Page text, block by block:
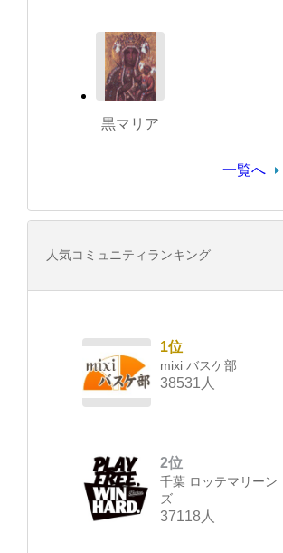
黒マリア
一覧へ
人気コミュニティランキング
1位
mixi バスケ部
38531人
2位
千葉 ロッテマリーン
ズ
37118人